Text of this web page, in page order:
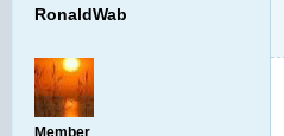
RonaldWab